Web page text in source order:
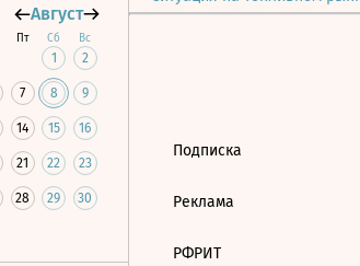
Август
Пт Сб Вс
1 2
7 8 9
14 15 16
21 22 23
28 29 30
Подписка
Реклама
РФРИТ